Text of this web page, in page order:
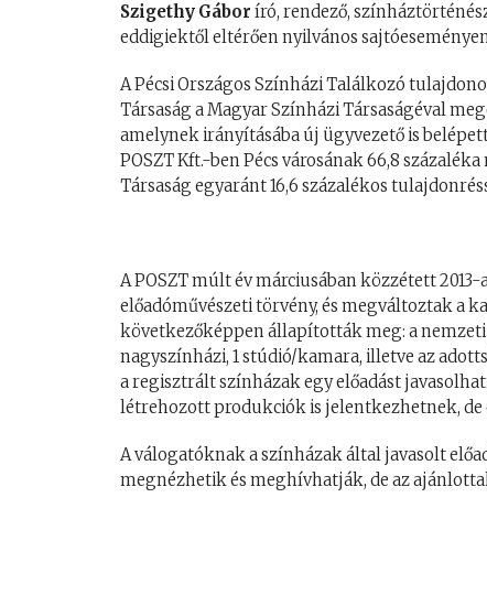
Szigethy Gábor író, rendező,
eddigiektől eltérően nyilvános
A Pécsi Országos Színházi Találkozó
Társaság a Magyar Színházi Társaságéval
amelynek irányításába új ügyvezető is
POSZT Kft.-ben Pécs városának 66,8
Társaság egyaránt 16,6 százalékos
A POSZT múlt év márciusában közzétett
előadóművészeti törvény, és megváltoztak a
következőképpen állapították meg: a
nagyszínházi, 1 stúdió/kamara, illetve az
a regisztrált színházak egy előadást
létrehozott produkciók is jelentkezhetnek, de
A válogatóknak a színházak által javasolt
megnézhetik és meghívhatják, de az